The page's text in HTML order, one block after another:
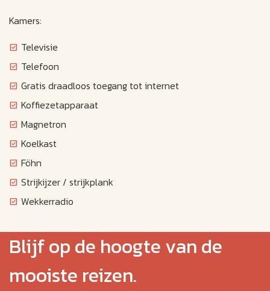
Kamers:
Televisie
Telefoon
Gratis draadloos toegang tot internet
Koffiezetapparaat
Magnetron
Koelkast
Föhn
Strijkijzer / strijkplank
Wekkerradio
Blijf op de hoogte van de
mooiste reizen.